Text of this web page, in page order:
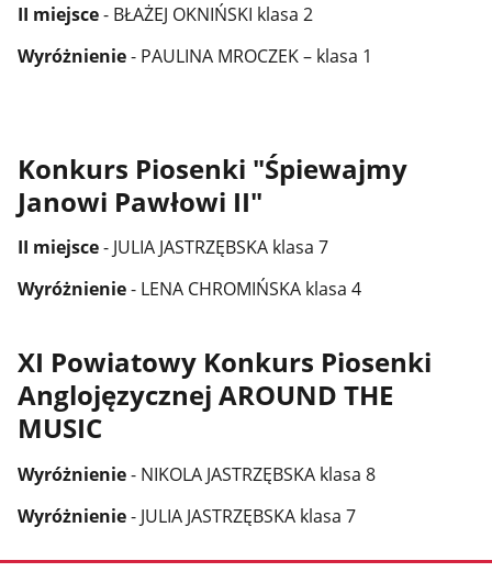
II miejsce- BŁAŻEJ OKNIŃSKI klasa 2
Wyróżnienie- PAULINA MROCZEK – klasa 1
Konkurs Piosenki "Śpiewajmy
Janowi Pawłowi II"
II miejsce- JULIA JASTRZĘBSKA klasa 7
Wyróżnienie- LENA CHROMIŃSKA klasa 4
XI Powiatowy Konkurs Piosenki
Anglojęzycznej AROUND THE
MUSIC
Wyróżnienie- NIKOLA JASTRZĘBSKA klasa 8
Wyróżnienie- JULIA JASTRZĘBSKA klasa 7